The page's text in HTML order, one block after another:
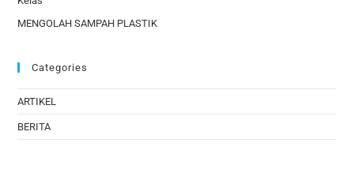
MENGOLAH SAMPAH PLASTIK
Categories
ARTIKEL
BERITA